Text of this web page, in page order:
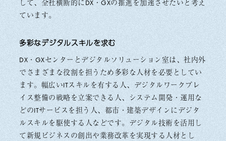
して、全社横断的にDX・GXの推進を加速させたいと考え
ています。
多彩なデジタルスキルを求む
DX・GXセンターとデジタルソリューション室は、社内外
でさまざまな役割を担うため多彩な人材を必要としてい
ます。幅広いITスキルを有する人、デジタルワークプレ
イス整備の戦略を立案できる人、システム開発・運用な
どのITサービスを担う人、都市・建築デザインにデジタ
ルスキルを駆使する人などです。デジタル技術を活用し
て新規ビジネスの創出や業務改革を実現する人材とし